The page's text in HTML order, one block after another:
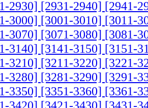
2930] [2931-2940] [2941-
3000] [3001-3010] [3011-
3070] [3071-3080] [3081-
3140] [3141-3150] [3151-
3210] [3211-3220] [3221-
3280] [3281-3290] [3291-
3350] [3351-3360] [3361-
3420] [3421-3430] [3431-